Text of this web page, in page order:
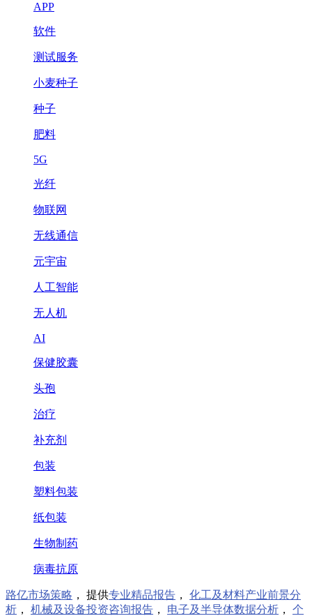
APP
软件
测试服务
小麦种子
种子
肥料
5G
光纤
物联网
无线通信
元宇宙
人工智能
无人机
AI
保健胶囊
头孢
治疗
补充剂
包装
塑料包装
纸包装
生物制药
病毒抗原
路亿市场策略 ， 提供专业精品报告 ， 化工及材料产业前景分
析 ， 机械及设备投资咨询报告 ， 电子及半导体数据分析 ， 个